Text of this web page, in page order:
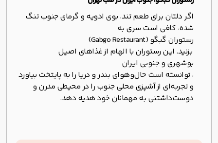
اگر دلتان برای طعم تند، بوی ادویه و گرمای جنوب تنگ
شده، کافی است سری به
رستوران گبگو (Gabgo Restaurant)
بزنید. این رستوران با الهام از غذاهای اصیل
بوشهری و جنوبی ایران
، توانسته است حال‌و‌هوای بندر و دریا را به پایتخت بیاورد
و تجربه‌ای از آشپزی محلی جنوب را در محیطی مدرن و
دوست‌داشتنی به مهمانان خود هدیه دهد.